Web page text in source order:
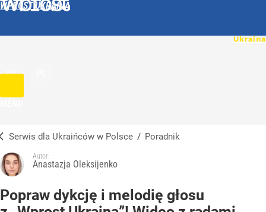
WPROST UKRAINA
UA
Serwis dla Ukraińców w Polsce / Poradnik
Autor:
Anastazja Oleksijenko
Popraw dykcję i melodię głosu